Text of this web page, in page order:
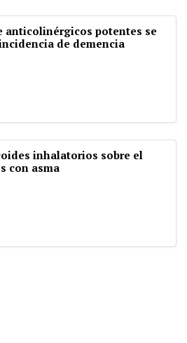
anticolinérgicos potentes se
de demencia
inhalatorios sobre el
con asma